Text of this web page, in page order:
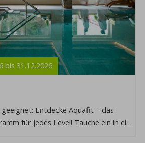
bis31.12.2026
Entdecke Aquafit – das
für jedes Level! Tauche ein in ein